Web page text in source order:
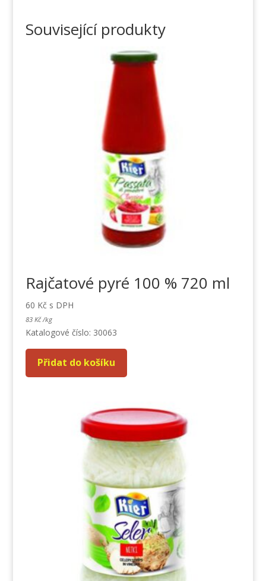
Související produkty
Rajčatové pyré 100 % 720 ml
60 Kč s DPH
83 Kč /kg
Katalogové číslo: 30063
Přidat do košíku